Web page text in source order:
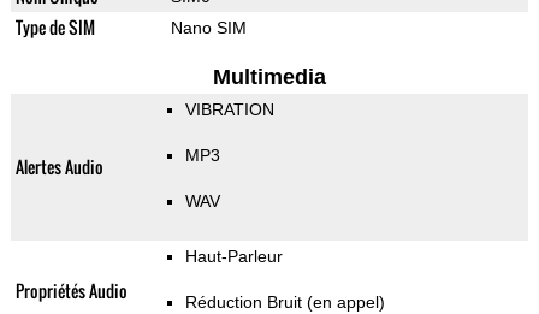
Type de SIM Nano SIM
Multimedia
Alertes Audio
VIBRATION
MP3
WAV
Propriétés Audio
Haut-Parleur
Réduction Bruit (en appel)